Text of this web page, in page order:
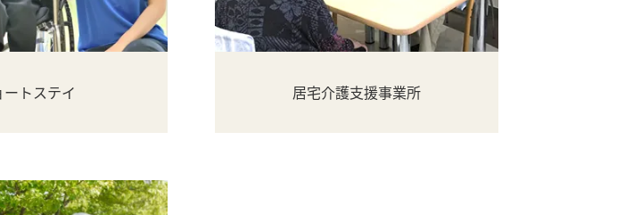
ートステイ 居宅介護支援事業所